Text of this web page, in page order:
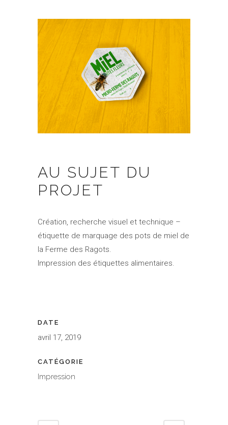
AU SUJET DU
PROJET
Création, recherche visuel et technique –
étiquette de marquage des pots de miel de
la Ferme des Ragots.
Impression des étiquettes alimentaires.
DATE
avril 17, 2019
CATÉGORIE
Impression